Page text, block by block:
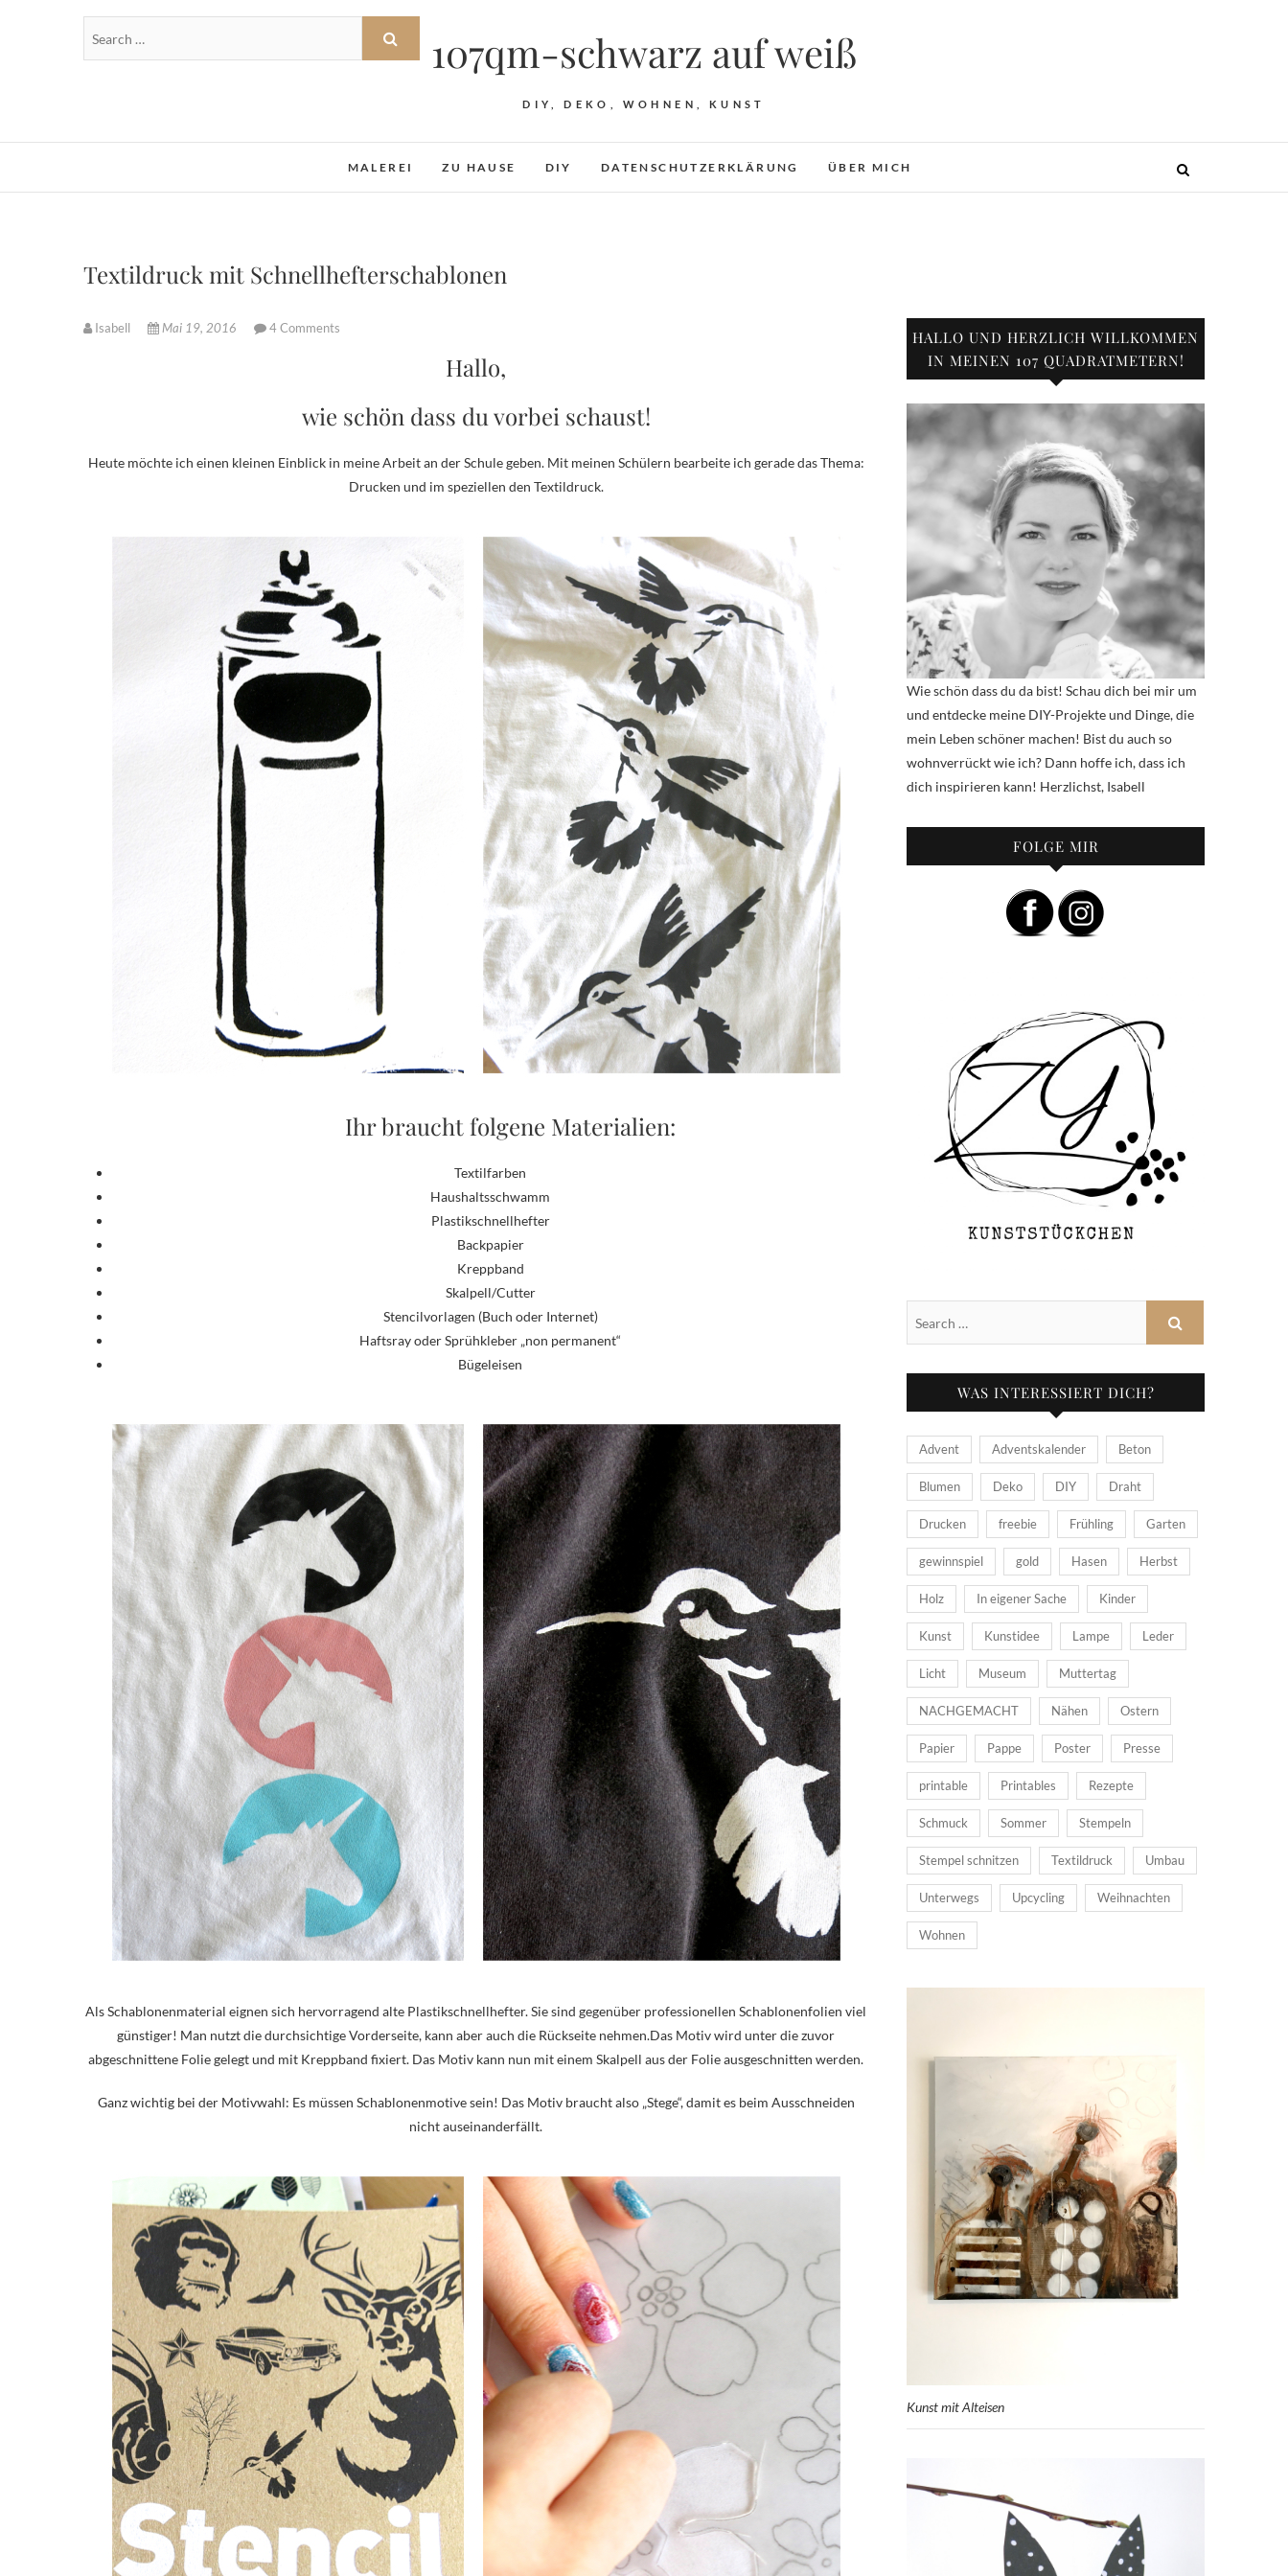
107qm-schwarz auf weiß
DIY, DEKO, WOHNEN, KUNST
MALEREI ZU HAUSE DIY DATENSCHUTZERKLÄRUNG ÜBER MICH
Textildruck mit Schnellhefterschablonen
Isabell Mai 19, 2016 4 Comments
Hallo,
wie schön dass du vorbei schaust!
Heute möchte ich einen kleinen Einblick in meine Arbeit an der Schule geben. Mit meinen Schülern bearbeite ich gerade das Thema:
Drucken und im speziellen den Textildruck.
Ihr braucht folgene Materialien:
Textilfarben
Haushaltsschwamm
Plastikschnellhefter
Backpapier
Kreppband
Skalpell/Cutter
Stencilvorlagen (Buch oder Internet)
Haftsray oder Sprühkleber „non permanent“
Bügeleisen
Als Schablonenmaterial eignen sich hervorragend alte Plastikschnellhefter. Sie sind gegenüber professionellen Schablonenfolien viel
günstiger! Man nutzt die durchsichtige Vorderseite, kann aber auch die Rückseite nehmen.Das Motiv wird unter die zuvor
abgeschnittene Folie gelegt und mit Kreppband fixiert. Das Motiv kann nun mit einem Skalpell aus der Folie ausgeschnitten werden.
Ganz wichtig bei der Motivwahl: Es müssen Schablonenmotive sein! Das Motiv braucht also „Stege“, damit es beim Ausschneiden
nicht auseinanderfällt.
HALLO UND HERZLICH WILLKOMMEN
IN MEINEN 107 QUADRATMETERN!
Wie schön dass du da bist! Schau dich bei mir um
und entdecke meine DIY-Projekte und Dinge, die
mein Leben schöner machen! Bist du auch so
wohnverrückt wie ich? Dann hoffe ich, dass ich
dich inspirieren kann! Herzlichst, Isabell
FOLGE MIR
WAS INTERESSIERT DICH?
Advent Adventskalender Beton
Blumen Deko DIY Draht
Drucken freebie Frühling Garten
gewinnspiel gold Hasen Herbst
Holz In eigener Sache Kinder
Kunst Kunstidee Lampe Leder
Licht Museum Muttertag
NACHGEMACHT Nähen Ostern
Papier Pappe Poster Presse
printable Printables Rezepte
Schmuck Sommer Stempeln
Stempel schnitzen Textildruck Umbau
Unterwegs Upcycling Weihnachten
Wohnen
Kunst mit Alteisen